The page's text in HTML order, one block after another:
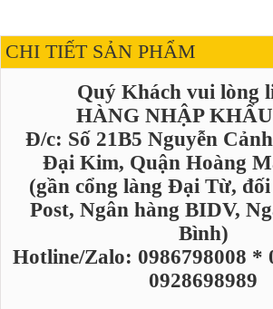
CHI TIẾT SẢN PHẨM
Quý Khách vui lòng
HÀNG NHẬP
Đ/c: Số 21B5 Nguyễn
Đại Kim, Quận Hoàng
(gần cổng làng Đại Từ,
Post, Ngân hàng BIDV,
Bình)
Hotline/Zalo: 0986798008 *
0928698989